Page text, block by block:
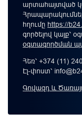
արտահայտված
հղումը https://
գործելով կայք՝
օգտագործման
Հեռ՝ +374 (11)
Էլ-փոստ՝
Գովազդ և